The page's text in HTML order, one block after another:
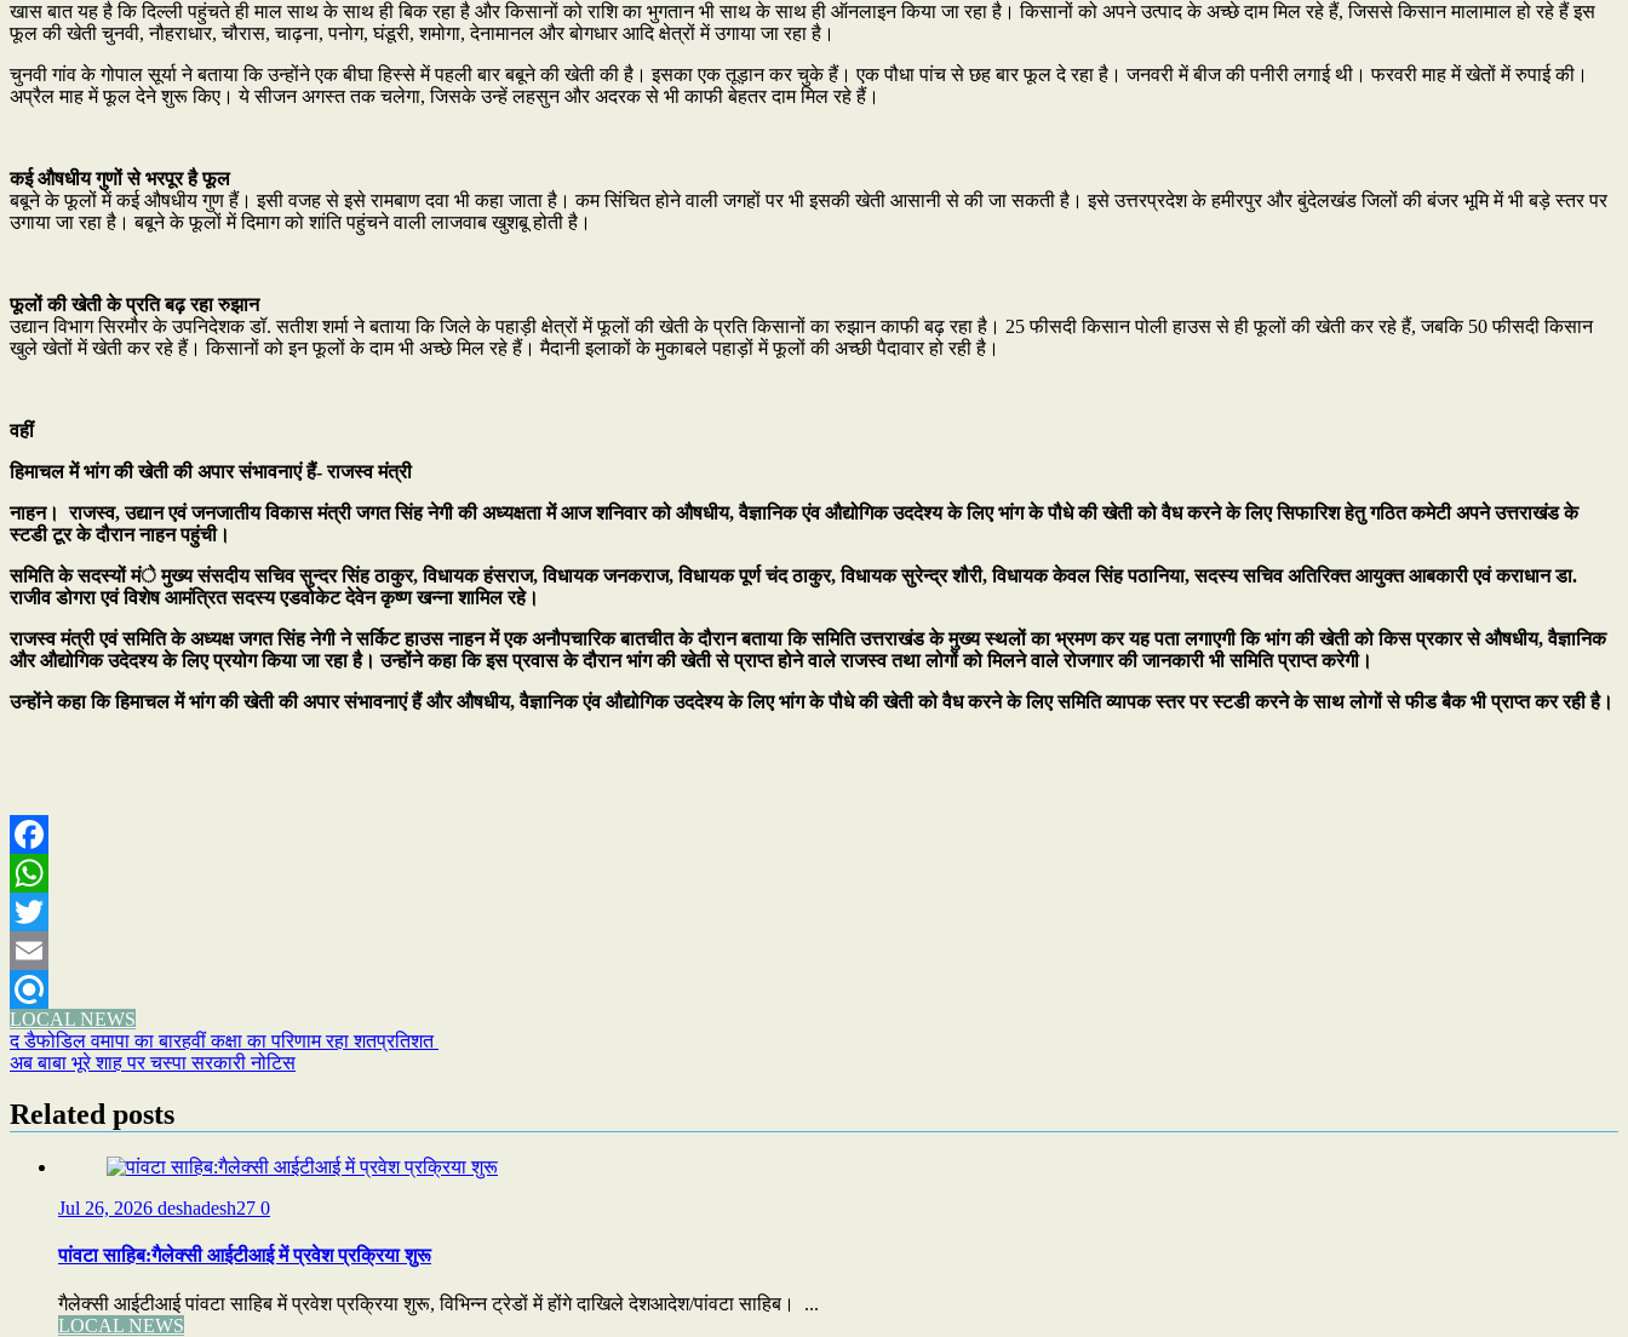
खास बात यह है कि दिल्ली पहुंचते ही माल साथ के साथ ही बिक रहा है और किसानों को राशि का भुगतान भी साथ के साथ ही ऑनलाइन किया जा रहा है। किसानों को अपने उत्पाद के अच्छे दाम मिल रहे हैं, जिससे किसान मालामाल हो रहे हैं इस
फूल की खेती चुनवी, नौहराधार, चौरास, चाढ़ना, पनोग, घंडूरी, शमोगा, देनामानल और बोगधार आदि क्षेत्रों में उगाया जा रहा है।
चुनवी गांव के गोपाल सूर्या ने बताया कि उन्होंने एक बीघा हिस्से में पहली बार बबूने की खेती की है। इसका एक तूड़ान कर चुके हैं। एक पौधा पांच से छह बार फूल दे रहा है। जनवरी में बीज की पनीरी लगाई थी। फरवरी माह में खेतों में रुपाई की।
अप्रैल माह में फूल देने शुरू किए। ये सीजन अगस्त तक चलेगा, जिसके उन्हें लहसुन और अदरक से भी काफी बेहतर दाम मिल रहे हैं।
कई औषधीय गुणों से भरपूर है फूल
बबूने के फूलों में कई औषधीय गुण हैं। इसी वजह से इसे रामबाण दवा भी कहा जाता है। कम सिंचित होने वाली जगहों पर भी इसकी खेती आसानी से की जा सकती है। इसे उत्तरप्रदेश के हमीरपुर और बुंदेलखंड जिलों की बंजर भूमि में भी बड़े स्तर पर
उगाया जा रहा है। बबूने के फूलों में दिमाग को शांति पहुंचने वाली लाजवाब खुशबू होती है।
फूलों की खेती के प्रति बढ़ रहा रुझान
उद्यान विभाग सिरमौर के उपनिदेशक डॉ. सतीश शर्मा ने बताया कि जिले के पहाड़ी क्षेत्रों में फूलों की खेती के प्रति किसानों का रुझान काफी बढ़ रहा है। 25 फीसदी किसान पोली हाउस से ही फूलों की खेती कर रहे हैं, जबकि 50 फीसदी किसान
खुले खेतों में खेती कर रहे हैं। किसानों को इन फूलों के दाम भी अच्छे मिल रहे हैं। मैदानी इलाकों के मुकाबले पहाड़ों में फूलों की अच्छी पैदावार हो रही है।
वहीं
हिमाचल में भांग की खेती की अपार संभावनाएं हैं- राजस्व मंत्री
नाहन। राजस्व, उद्यान एवं जनजातीय विकास मंत्री जगत सिंह नेगी की अध्यक्षता में आज शनिवार को औषधीय, वैज्ञानिक एंव औद्योगिक उददेश्य के लिए भांग के पौधे की खेती को वैध करने के लिए सिफारिश हेतु गठित कमेटी अपने उत्तराखंड के
स्टडी टूर के दौरान नाहन पहुंची।
समिति के सदस्यों मंे मुख्य संसदीय सचिव सुन्दर सिंह ठाकुर, विधायक हंसराज, विधायक जनकराज, विधायक पूर्ण चंद ठाकुर, विधायक सुरेन्द्र शौरी, विधायक केवल सिंह पठानिया, सदस्य सचिव अतिरिक्त आयुक्त आबकारी एवं कराधान डा.
राजीव डोगरा एवं विशेष आमंत्रित सदस्य एडवोकेट देवेन कृष्ण खन्ना शामिल रहे।
राजस्व मंत्री एवं समिति के अध्यक्ष जगत सिंह नेगी ने सर्किट हाउस नाहन में एक अनौपचारिक बातचीत के दौरान बताया कि समिति उत्तराखंड के मुख्य स्थलों का भ्रमण कर यह पता लगाएगी कि भांग की खेती को किस प्रकार से औषधीय, वैज्ञानिक
और औद्योगिक उदेदश्य के लिए प्रयोग किया जा रहा है। उन्होंने कहा कि इस प्रवास के दौरान भांग की खेती से प्राप्त होने वाले राजस्व तथा लोगों को मिलने वाले रोजगार की जानकारी भी समिति प्राप्त करेगी।
उन्होंने कहा कि हिमाचल में भांग की खेती की अपार संभावनाएं हैं और औषधीय, वैज्ञानिक एंव औद्योगिक उददेश्य के लिए भांग के पौधे की खेती को वैध करने के लिए समिति व्यापक स्तर पर स्टडी करने के साथ लोगों से फीड बैक भी प्राप्त कर रही है।
Facebook
WhatsApp
Twitter
Email
Refind
LOCAL NEWS
Post
navigation
द डैफोडिल वमापा का बारहवीं कक्षा का परिणाम रहा शतप्रतिशत
अब बाबा भूरे शाह पर चस्पा सरकारी नोटिस
Related posts
Jul 26, 2026 deshadesh27 0
पांवटा साहिब:गैलेक्सी आईटीआई में प्रवेश प्रक्रिया शुरू
गैलेक्सी आईटीआई पांवटा साहिब में प्रवेश प्रक्रिया शुरू, विभिन्न ट्रेडों में होंगे दाखिले देशआदेश/पांवटा साहिब। ...
LOCAL NEWS